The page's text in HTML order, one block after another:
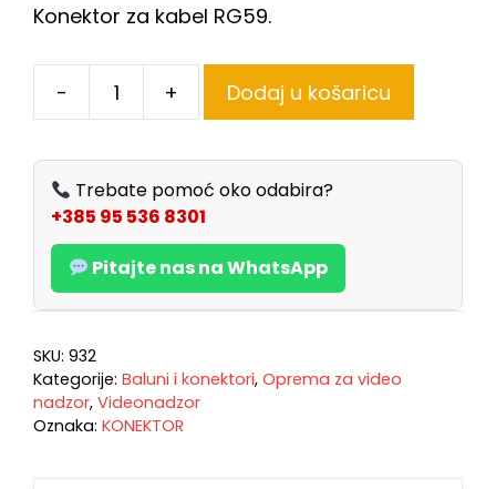
Konektor za kabel RG59.
- + Dodaj u košaricu
Trebate pomoć oko odabira?
+385 95 536 8301
Pitajte nas na WhatsApp
SKU: 932
Kategorije: Baluni i konektori, Oprema za video
nadzor, Videonadzor
Oznaka: KONEKTOR